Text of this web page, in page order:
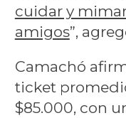
cuidar y
amigos”,
Camachó
ticket
$85.000, con